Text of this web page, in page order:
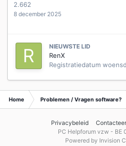
2.662
8 december 2025
NIEUWSTE LID
RenX
Registratiedatum
Home Problemen / Vragen software?
Privacybeleid
PC Helpforum vzw - BE
Powered by Invision